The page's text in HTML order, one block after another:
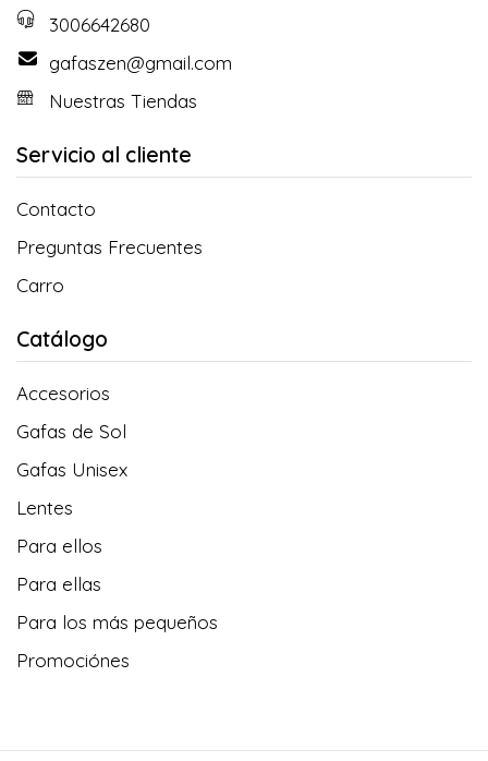
3006642680
gafaszen@gmail.com
Nuestras Tiendas
Servicio al cliente
Contacto
Preguntas Frecuentes
Carro
Catálogo
Accesorios
Gafas de Sol
Gafas Unisex
Lentes
Para ellos
Para ellas
Para los más pequeños
Promociónes